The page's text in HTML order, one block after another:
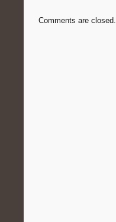
Comments are closed.